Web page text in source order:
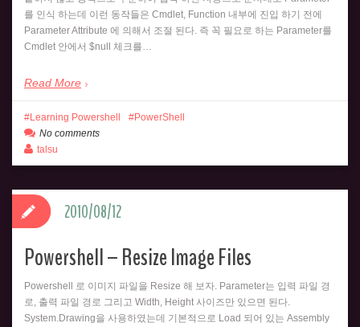
를 인식 하는데 이런 동작들은 Cmdlet, Function 내부에 진입 하기 전에
Parameter Attribute 에 의해서 조절 된다. 즉 꼭 필요로 하는 Parameter를
Cmdlet 안에서 $null 체크를…
Read More
Learning Powershell
PowerShell
No comments
talsu
Powershell – Resize Image Files
Powershell 로 이미지 파일을 Resize 해 보자. Parameter는 입력 파일 경
로, 출력 파일 경로 그리고 Width, Height 사이즈만 있으면 된다.
System.Drawing을 사용하였는데 기본적으로 Load 되어 있는 Assembly
2010/08/12